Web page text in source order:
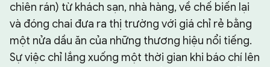
chiên rán) từ khách sạn, nhà hàng, về chế biến lại
và đóng chai đưa ra thị trường với giá chỉ rẻ bằng
một nửa dầu ăn của những thương hiệu nổi tiếng.
Sự việc chỉ lắng xuống một thời gian khi báo chí lên